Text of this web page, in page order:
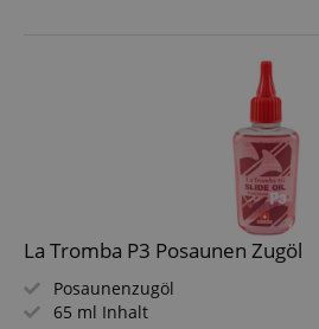
La Tromba P3 Posaunen Zugöl
Posaunenzugöl
65 ml Inhalt